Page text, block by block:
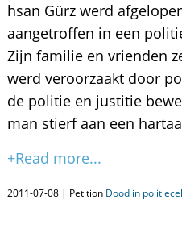
hsan Gürz werd
aangetroffen in een
Zijn familie en vrienden
werd veroorzaakt door
de politie en justitie
man stierf aan een
+Read more...
2011-07-08 | Petition Dood in